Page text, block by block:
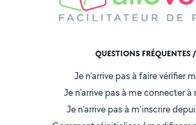
QUESTIONS FRÉQUENTES
Je n'arrive pas à faire vérifier
Je n'arrive pas à me connecter
Je n'arrive pas à m'inscrire